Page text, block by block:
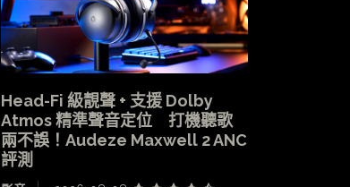
Head-Fi 級靚聲 + 支援 Dolby
Atmos 精準聲音定位 打機聽歌
兩不誤！Audeze Maxwell 2 ANC
評測